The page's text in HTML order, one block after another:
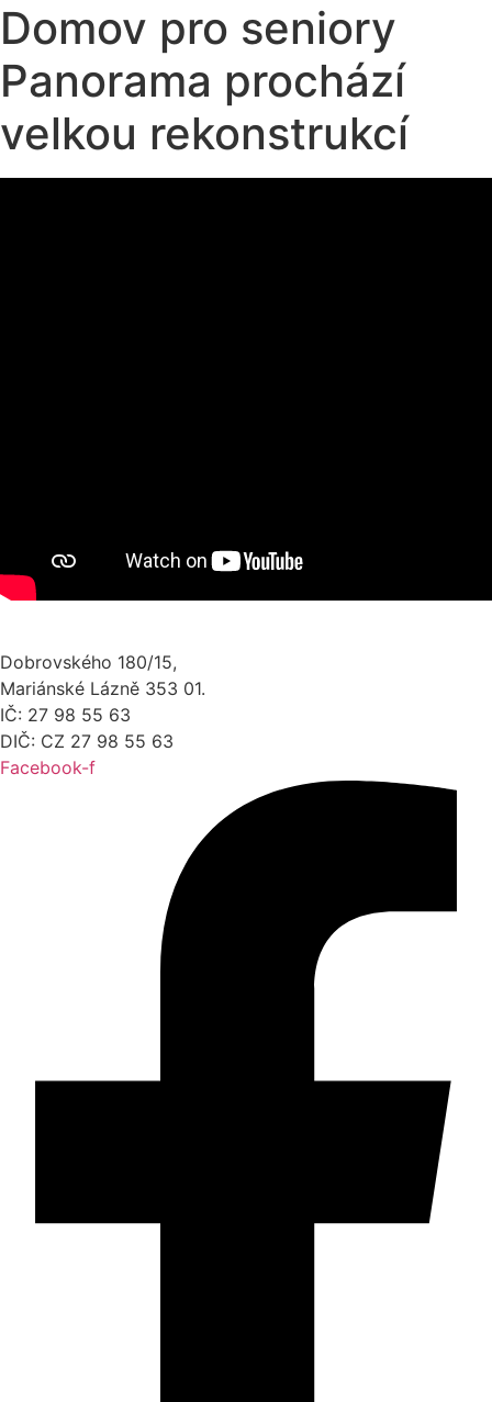
Domov pro seniory
Panorama prochází
velkou rekonstrukcí
Dobrovského 180/15,
Mariánské Lázně 353 01.
IČ: 27 98 55 63
DIČ: CZ 27 98 55 63
Facebook-f